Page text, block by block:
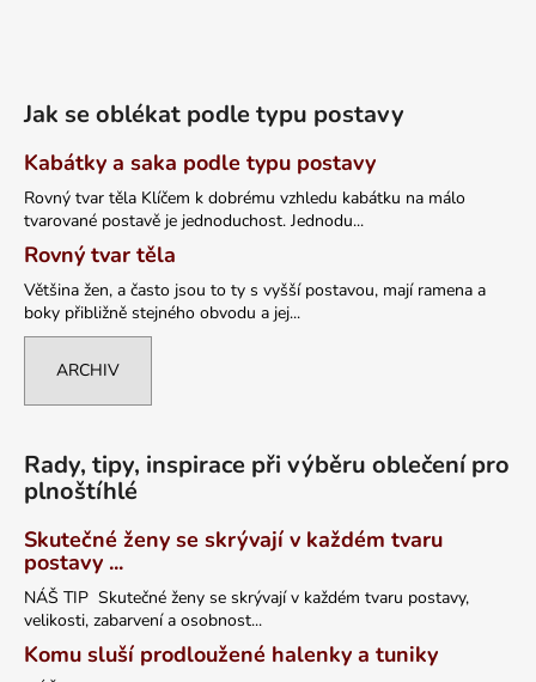
Jak se oblékat podle typu postavy
Kabátky a saka podle typu postavy
Rovný tvar těla Klíčem k dobrému vzhledu kabátku na málo
tvarované postavě je jednoduchost. Jednodu...
Rovný tvar těla
Většina žen, a často jsou to ty s vyšší postavou, mají ramena a
boky přibližně stejného obvodu a jej...
ARCHIV
Rady, tipy, inspirace při výběru oblečení pro
plnoštíhlé
Skutečné ženy se skrývají v každém tvaru
postavy ...
NÁŠ TIP Skutečné ženy se skrývají v každém tvaru postavy,
velikosti, zabarvení a osobnost...
Komu sluší prodloužené halenky a tuniky